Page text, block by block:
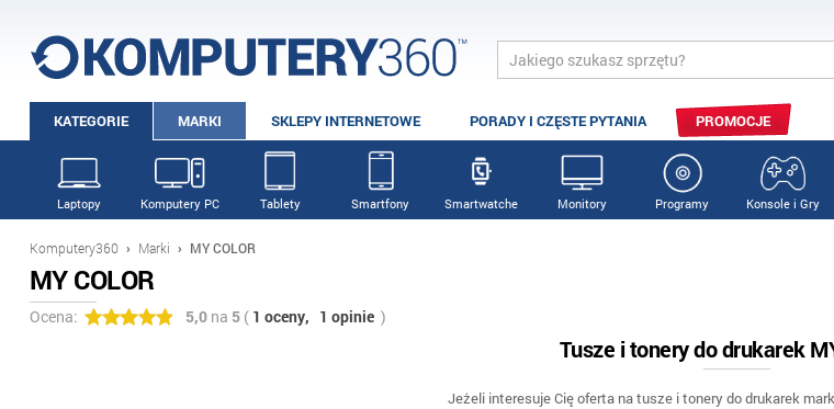
KATEGORIE MARKI SKLEPY INTERNETOWE PORADY I CZĘSTE PYTANIA PROMOCJE
Laptopy Komputery PC Tablety Smartfony Smartwatche Monitory Programy Konsole i Gry
Komputery360 › Marki › MY COLOR
MY COLOR
Ocena: 5,0na 5( 1 oceny, 1 opinie )
Tusze i tonery do drukarek
Jeżeli interesuje Cię oferta na tusze i tonery do drukarek